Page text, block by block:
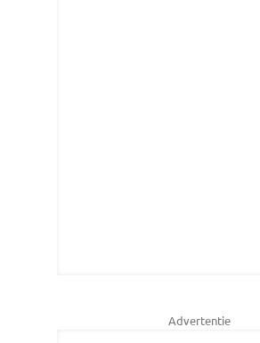
Advertentie